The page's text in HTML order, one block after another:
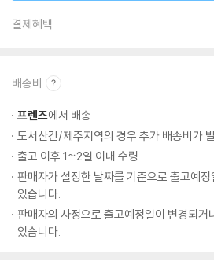
결제혜택
배송비
프렌즈에서 배송
도서산간/제주지역의 경우 추가 배송비가
출고 이후 1~2일 이내 수령
판매자가 설정한 날짜를 기준으로 출고예
있습니다.
판매자의 사정으로 출고예정일이 변경되거
있습니다.